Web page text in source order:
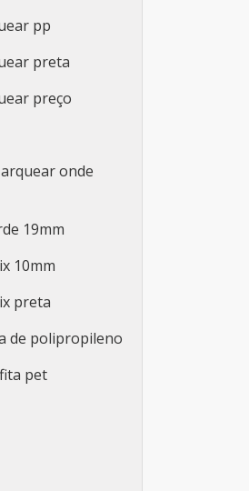
pp
preta
preço
onde
19mm
10mm
preta
de polipropileno
pet